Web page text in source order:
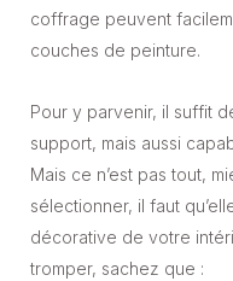
coffrage peuvent
couches de peinture.
Pour y parvenir, il suffit
support, mais aussi
Mais ce n’est pas tout,
sélectionner, il faut
décorative de votre
tromper, sachez que :